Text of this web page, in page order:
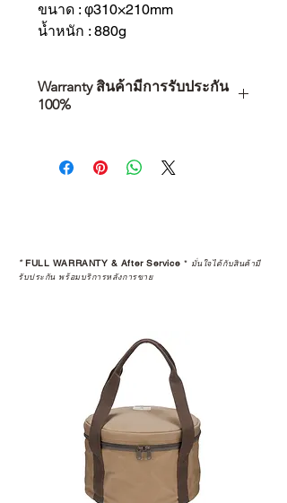
ขนาด : φ310×210mm
น้ำหนัก : 880g
Warranty สินค้ามีการรับประกัน
100%
คุณตัดสินใจซื้อ แต่รวมไปถึง
“ประสบการณ์หลังการใช้งาน” ใน
STUDIO และร้านตัวแทนจำหน่ายที่
ได้รับการแต่งตั้งอย่างเป็นทางการ จะ
มาตรฐานของแบรนด์ ไม่ว่าจะ
เป็นการให้คำแนะนำ การดูแลสินค้า
หรือการแก้ไขปัญหาที่อาจเกิดขึ้นใน
ก่อนตัดสินใจซื้อสินค้า เราอยาก
แนะนำให้คุณสอบถามทุกครั้งว่า ร้าน
ค้าที่คุณกำลังเลือกซื้อนั้น มีการรับ
ประกันสินค้าจากตัวแทนจำหน่าย
*FULL WARRANTY & After Service * มั่นใจได้กับสินค้ามี
รับประกัน พร้อมบริการหลังการขาย